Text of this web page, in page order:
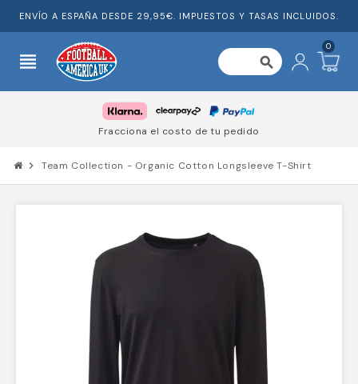
ENVÍO A ESPAÑA DESDE 29,95€. IMPUESTOS Y TASAS INCLUIDOS.
view_headline search
0
Fracciona el costo de tu pedido
chevron_right Team Collection - Organic Cotton Longsleeve T-Shirt